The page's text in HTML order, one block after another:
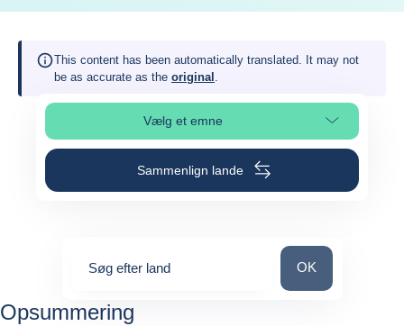
This content has been automatically translated. It may not
be as accurate as the original .
Vælg et emneVælg sideafsnit
Sammenlign lande
Søg efter land
suggestions
Søg efter land
OK
Opsummering